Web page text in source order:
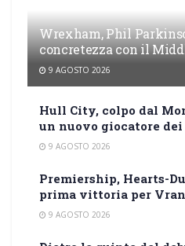
Wrexham, Phil
concretezza con il
9 AGOSTO 2026
Hull City, colpo dal
un nuovo giocatore dei
9 AGOSTO 2026
Premiership, Hearts-
prima vittoria per
9 AGOSTO 2026